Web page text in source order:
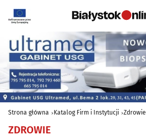
Strona główna Katalog Firm i Instytucji Zdrowie
ZDROWIE